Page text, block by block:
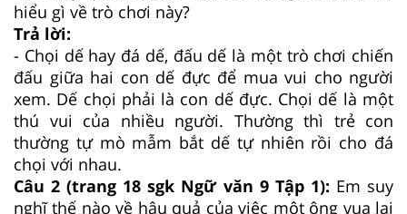
hiểu gì về trò chơi này?
Trả lời:
- Chọi dế hay đá dế, đấu dế là một trò chơi chiến
đấu giữa hai con dế đực để mua vui cho người
xem. Dế chọi phải là con dế đực. Chọi dế là một
thú vui của nhiều người. Thường thì trẻ con
thường tự mò mẫm bắt dế tự nhiên rồi cho đá
chọi với nhau.
Câu 2 (trang 18 sgk Ngữ văn 9 Tập 1): Em suy
nghĩ thế nào về hậu quả của việc một ông vua lại